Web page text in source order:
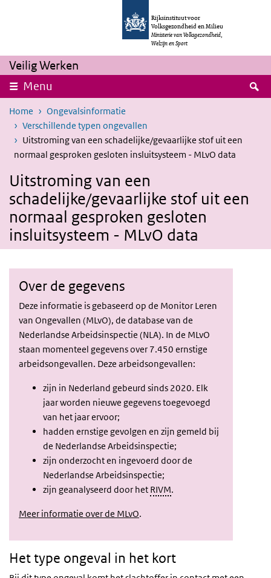
Overslaan en naar de inhoud gaan
Rijksinstituut voor
Volksgezondheid en Milieu
Ministerie van Volksgezondheid,
Welzijn en Sport
Veilig Werken
Menu
Home
Ongevalsinformatie
Verschillende typen ongevallen
Uitstroming van een schadelijke/gevaarlijke stof uit een
normaal gesproken gesloten insluitsysteem - MLvO data
Uitstroming van een
schadelijke/gevaarlijke stof uit een
normaal gesproken gesloten
insluitsysteem - MLvO data
Het type ongeval in het kort
Over de gegevens
Deze informatie is gebaseerd op de Monitor Leren
van Ongevallen (MLvO), de database van de
Nederlandse Arbeidsinspectie (NLA). In de MLvO
staan momenteel gegevens over 7.450 ernstige
arbeidsongevallen. Deze arbeidsongevallen:
zijn in Nederland gebeurd sinds 2020. Elk
jaar worden nieuwe gegevens toegevoegd
van het jaar ervoor;
hadden ernstige gevolgen en zijn gemeld bij
de Nederlandse Arbeidsinspectie;
zijn onderzocht en ingevoerd door de
Nederlandse Arbeidsinspectie;
zijn geanalyseerd door het RIVM.
Meer informatie over de MLvO.